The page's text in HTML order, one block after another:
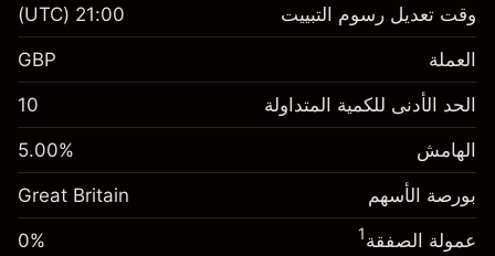
£1,000.00
رسوم التبييت
الرسوم من قيمة الصفقة الكاملة
%
(-£4.25)
حجم الصفقة بالرافعة المالية ~£20,000.00
الأموال من الرافعة المالية ~ دولار
الهامش. استثمارك £1,000.00
رسوم التبييت
الرسوم من قيمة الصفقة الكاملة
-0.000647
%
(-£0.13)
وقت تعديل رسوم التبييت 21:00
(UTC)
العملة GBP
الحد الأدنى للكمية المتداولة 10
الهامش 5.00%
بورصة الأسهم Great Britain
عمولة الصفقة1
0%